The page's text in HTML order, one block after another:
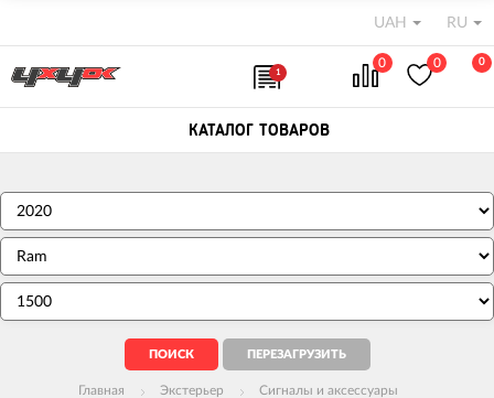
UAH RU
1
0 0 0
КАТАЛОГ ТОВАРОВ
Главная Экстерьер Сигналы и аксессуары